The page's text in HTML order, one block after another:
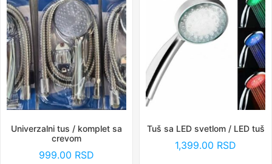
Univerzalni tus / komplet sa
crevom
999.00 RSD
Tuš sa LED svetlom / LED tuš
1,399.00 RSD